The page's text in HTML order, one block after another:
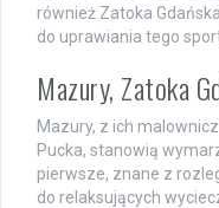
również Zatoka
do uprawiania tego
Mazury, Zatoka
Mazury, z ich
Pucka, stanowią
pierwsze, znane z
do relaksujących